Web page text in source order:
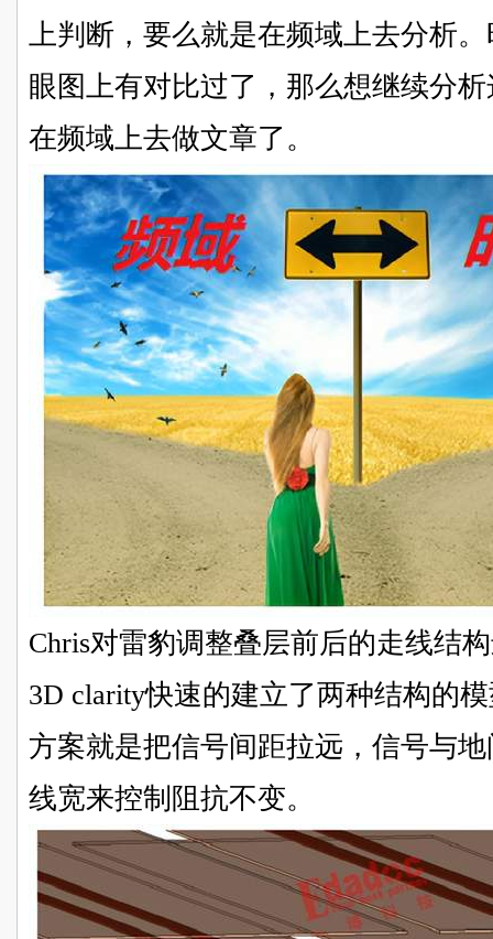
上判断，要么就是在频域上去分析
眼图上有对比过了，那么想继续分
在频域上去做文章了。
Chris对雷豹调整叠层前后的走线结
3D clarity快速的建立了两种结构的
方案就是把信号间距拉远，信号与
线宽来控制阻抗不变。